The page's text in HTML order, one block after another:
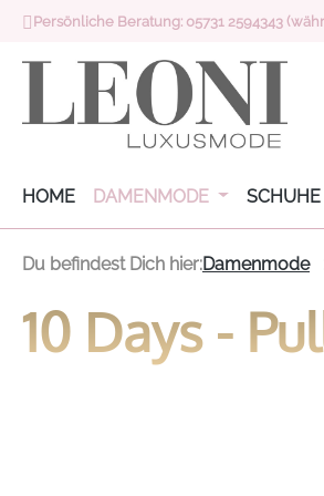
Hauptinhalt springen
Zur Suche springen
Zur Hauptnavigation springen
Persönliche Beratung: 05731 2594343
HOME DAMENMODE SCHUHE
Du befindest Dich hier:Damenmode
10 Days -